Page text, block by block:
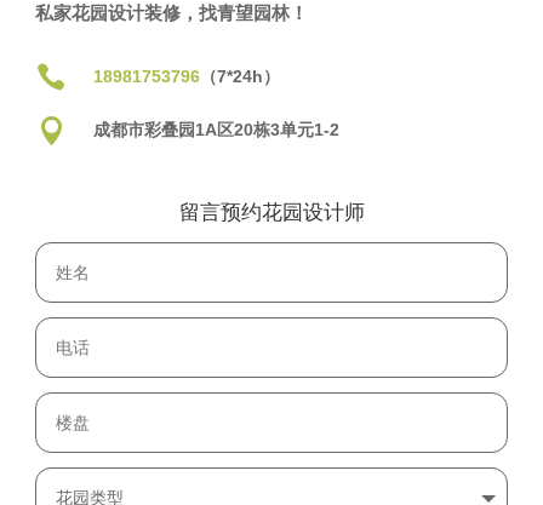
私家花园设计装修，找青望园林！
 18981753796（7*24h）
 成都市彩叠园1A区20栋3单元1-2
留言预约花园设计师